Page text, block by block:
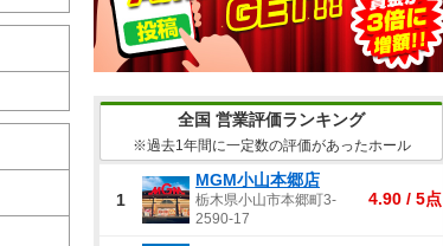
全国 営業評価ランキング
※過去1年間に一定数の評価があったホール
1
MGM小山本郷店
栃木県小山市本郷町3-
2590-17
4.90 / 5点